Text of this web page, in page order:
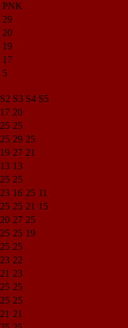
PNK
29
20
19
17
5
S2 S3 S4 S5
17 20
25 25
25 29 25
19 27 21
13 13
25 25
23 16 25 11
25 25 21 15
20 27 25
25 25 19
25 25
23 22
21 23
25 25
25 25
21 21